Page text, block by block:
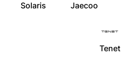
Solaris Jaecoo
Tenet